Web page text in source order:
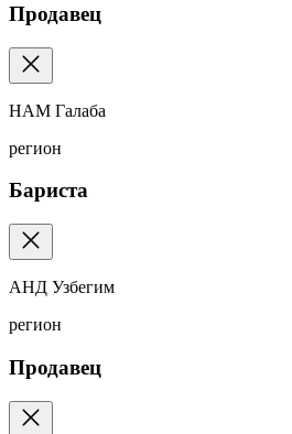
Продавец
НАМ Галаба
регион
Бариста
АНД Узбегим
регион
Продавец